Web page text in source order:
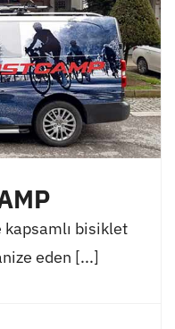
kapsamlı bisiklet
eden [...]